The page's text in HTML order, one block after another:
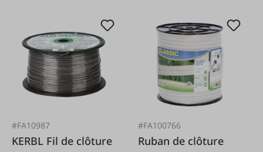
#FA10987
KERBL Fil de clôture
#FA100766
Ruban de clôture